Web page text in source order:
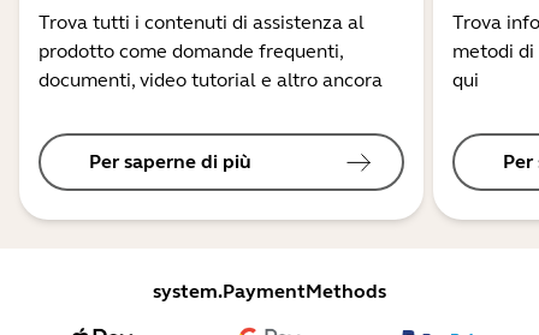
Trova tutti i contenuti di assistenza al
prodotto come domande frequenti,
documenti, video tutorial e altro ancora
Per saperne di più
Trova
metodi di
qui
system.PaymentMethods